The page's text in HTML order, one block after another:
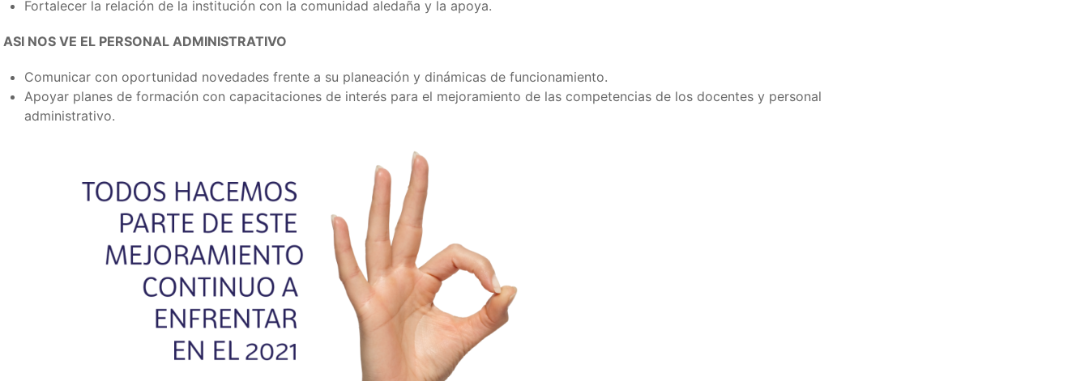
Fortalecer la relación de la institución con la comunidad aledaña y la apoya.
ASI NOS VE EL PERSONAL ADMINISTRATIVO
Comunicar con oportunidad novedades frente a su planeación y dinámicas de funcionamiento.
Apoyar planes de formación con capacitaciones de interés para el mejoramiento de las competencias de los docentes y personal
administrativo.